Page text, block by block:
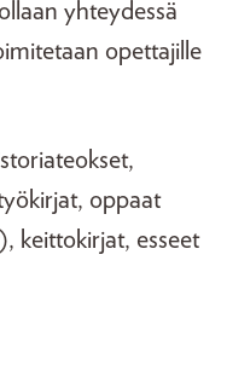
yhteydessä
opettajille
oppaat
keittokirjat, esseet